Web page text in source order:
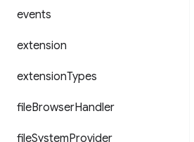
events
extension
extensionTypes
fileBrowserHandler
fileSystemProvider